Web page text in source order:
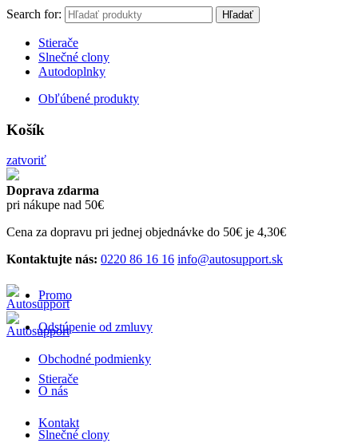
Search for: Hľadať
Stierače
Slnečné clony
Autodoplnky
Obľúbené produkty
Košík
zatvoriť
Doprava zdarma
pri nákupe nad 50€
Cena za dopravu pri jednej objednávke do 50€ je 4,30€
Kontaktujte nás: 0220 86 16 16 info@autosupport.sk
Promo
Odstúpenie od zmluvy
Obchodné podmienky
O nás
Kontakt
Stierače
Slnečné clony